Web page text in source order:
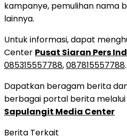
kampanye, pemulihan nama
lainnya.
Untuk informasi, dapat
Center Pusat Siaran Pers
085315557788,087815557788.
Dapatkan beragam berita
berbagai portal berita
Sapulangit Media Center
Berita Terkait